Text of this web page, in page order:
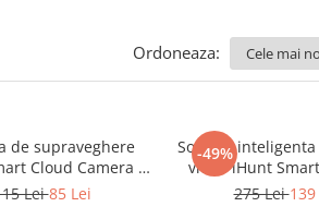
Ordoneaza:
de supraveghere
Cloud Camera 3
PRO
Lei85 Lei
-49%
Sonerie inteligenta
video iHunt
WIFI Alb
275 Lei139